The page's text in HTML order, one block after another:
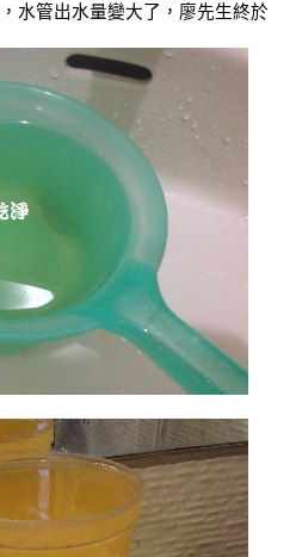
水管出水量變大了，廖先生終於